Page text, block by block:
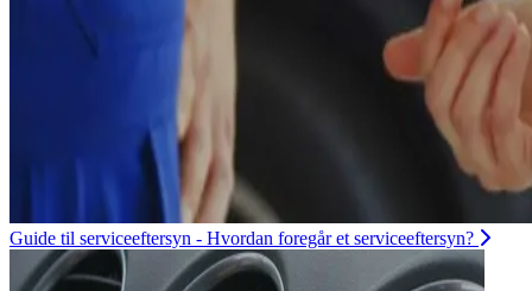
Guide til serviceeftersyn - Hvordan foregår et serviceeftersyn?